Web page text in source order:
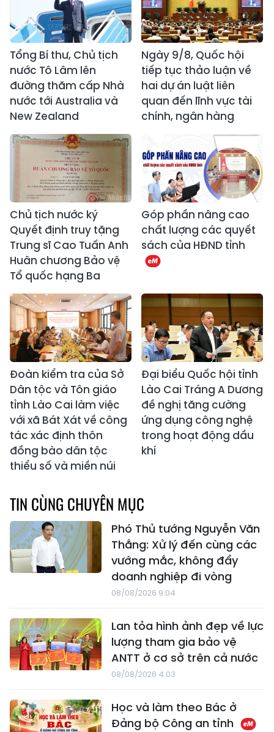
Tổng Bí thư, Chủ tịch
nước Tô Lâm lên
đường thăm cấp Nhà
nước tới Australia và
New Zealand
Ngày 9/8, Quốc hội
tiếp tục thảo luận về
hai dự án luật liên
quan đến lĩnh vực tài
chính, ngân hàng
Chủ tịch nước ký
Quyết định truy tặng
Trung sĩ Cao Tuấn Anh
Huân chương Bảo vệ
Tổ quốc hạng Ba
Góp phần nâng cao
chất lượng các quyết
sách của HĐND tỉnh
Đoàn kiểm tra của Sở
Dân tộc và Tôn giáo
tỉnh Lào Cai làm việc
với xã Bát Xát về công
tác xác định thôn
đồng bào dân tộc
thiểu số và miền núi
Đại biểu Quốc hội tỉnh
Lào Cai Tráng A Dương
đề nghị tăng cường
ứng dụng công nghệ
trong hoạt động dầu
khí
TIN CÙNG CHUYÊN MỤC
Phó Thủ tướng Nguyễn Văn
Thắng: Xử lý đến cùng các
vướng mắc, không đẩy
doanh nghiệp đi vòng
08/08/2026 9:04
Lan tỏa hình ảnh đẹp về lực
lượng tham gia bảo vệ
ANTT ở cơ sở trên cả nước
08/08/2026 4:03
Học và làm theo Bác ở
Đảng bộ Công an tỉnh